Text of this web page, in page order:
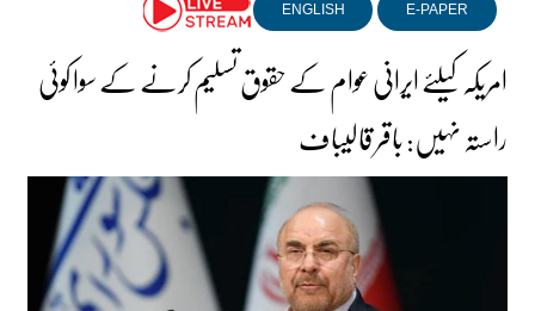
E-PAPER
ENGLISH
امریکہ کیلئے ایرانی عوام کے حقوق تسلیم کرنے کے سوا کوئی
راستہ نہیں: باقر قالیباف